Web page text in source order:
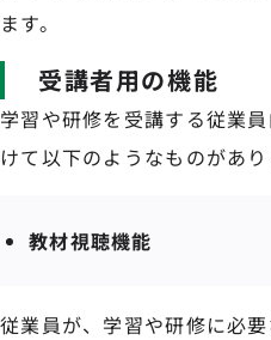
ます。
受講者用の機能
学習や研修を受講する従業
けて以下のようなものがあり
教材視聴機能
従業員が、学習や研修に必